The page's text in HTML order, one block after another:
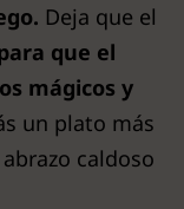
Deja que el
que el
mágicos y
un plato más
caldoso